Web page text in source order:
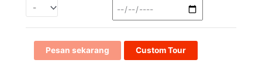
Pesan sekarang Custom Tour